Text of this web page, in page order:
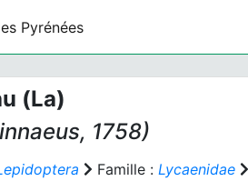
Pyrénées
(La)
1758)
Famille : Lycaenidae